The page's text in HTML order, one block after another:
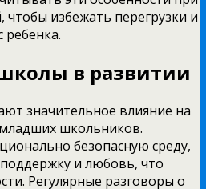
чтобы избежать перегрузки и
в развитии
значительное влияние на
школьников.
безопасную среду,
поддержку и любовь, что
Регулярные разговоры о